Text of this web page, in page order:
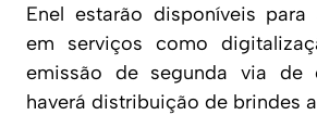
Enel estarão disponíveis para
em serviços como
emissão de segunda via de
haverá distribuição de brindes